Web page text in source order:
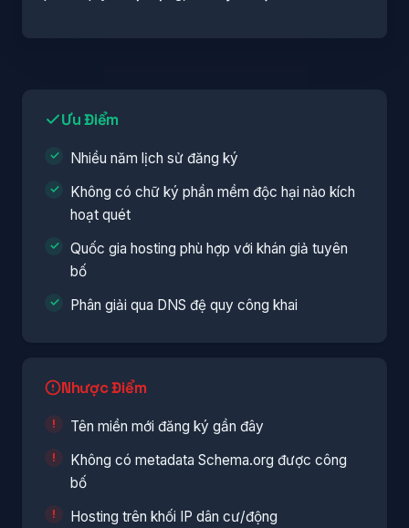
Ưu Điểm
Nhiều năm lịch sử đăng ký
Không có chữ ký phần mềm độc hại nào kích
hoạt quét
Quốc gia hosting phù hợp với khán giả tuyên
bố
Phân giải qua DNS đệ quy công khai
Nhược Điểm
Tên miền mới đăng ký gần đây
Không có metadata Schema.org được công
bố
Hosting trên khối IP dân cư/động